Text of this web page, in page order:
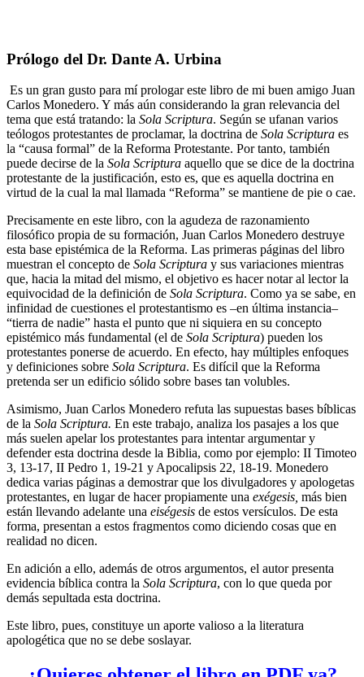
Prólogo del Dr. Dante A. Urbina
Es un gran gusto para mí prologar este libro de mi buen amigo Juan
Carlos Monedero. Y más aún considerando la gran relevancia del
tema que está tratando: la Sola Scriptura. Según se ufanan varios
teólogos protestantes de proclamar, la doctrina de Sola Scriptura es
la “causa formal” de la Reforma Protestante. Por tanto, también
puede decirse de la Sola Scriptura aquello que se dice de la doctrina
protestante de la justificación, esto es, que es aquella doctrina en
virtud de la cual la mal llamada “Reforma” se mantiene de pie o cae.
Precisamente en este libro, con la agudeza de razonamiento
filosófico propia de su formación, Juan Carlos Monedero destruye
esta base epistémica de la Reforma. Las primeras páginas del libro
muestran el concepto de Sola Scriptura y sus variaciones mientras
que, hacia la mitad del mismo, el objetivo es hacer notar al lector la
equivocidad de la definición de Sola Scriptura. Como ya se sabe, en
infinidad de cuestiones el protestantismo es –en última instancia–
“tierra de nadie” hasta el punto que ni siquiera en su concepto
epistémico más fundamental (el de Sola Scriptura) pueden los
protestantes ponerse de acuerdo. En efecto, hay múltiples enfoques
y definiciones sobre Sola Scriptura. Es difícil que la Reforma
pretenda ser un edificio sólido sobre bases tan volubles.
Asimismo, Juan Carlos Monedero refuta las supuestas bases bíblicas
de la Sola Scriptura. En este trabajo, analiza los pasajes a los que
más suelen apelar los protestantes para intentar argumentar y
defender esta doctrina desde la Biblia, como por ejemplo: II Timoteo
3, 13-17, II Pedro 1, 19-21 y Apocalipsis 22, 18-19. Monedero
dedica varias páginas a demostrar que los divulgadores y apologetas
protestantes, en lugar de hacer propiamente una exégesis, más bien
están llevando adelante una eiségesis de estos versículos. De esta
forma, presentan a estos fragmentos como diciendo cosas que en
realidad no dicen.
En adición a ello, además de otros argumentos, el autor presenta
evidencia bíblica contra la Sola Scriptura, con lo que queda por
demás sepultada esta doctrina.
Este libro, pues, constituye un aporte valioso a la literatura
apologética que no se debe soslayar.